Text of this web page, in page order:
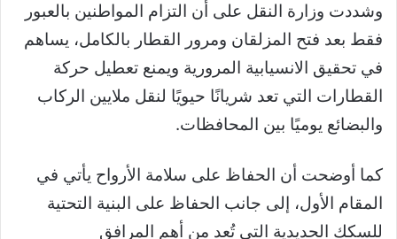
وشددت وزارة النقل على أن التزام المواطنين بالعبور
فقط بعد فتح المزلقان ومرور القطار بالكامل، يساهم
في تحقيق الانسيابية المرورية ويمنع تعطيل حركة
القطارات التي تعد شريانًا حيويًا لنقل ملايين الركاب
والبضائع يوميًا بين المحافظات.
كما أوضحت أن الحفاظ على سلامة الأرواح يأتي في
المقام الأول، إلى جانب الحفاظ على البنية التحتية
للسكك الحديدية التي تُعد من أهم المرافق